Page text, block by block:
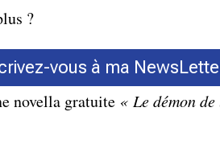
?
vous à ma
novella gratuite « Le démon